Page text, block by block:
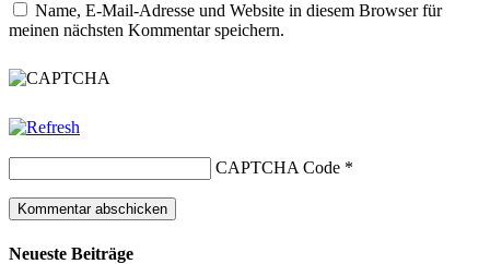
Name, E-Mail-Adresse und Website in diesem Browser für
meinen nächsten Kommentar speichern.
CAPTCHA Code *
Neueste Beiträge